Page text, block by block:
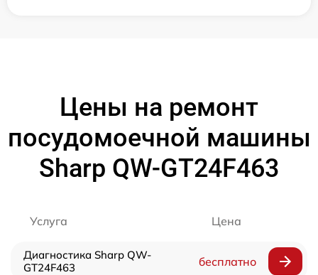
Цены на ремонт
посудомоечной машины
Sharp QW-GT24F463
Услуга Цена
Диагностика Sharp QW-
GT24F463
бесплатно